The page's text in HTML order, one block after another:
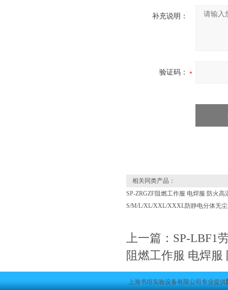
补充说明：
验证码：
相关同类产品：
SP-ZRGZF阻燃工作服 电焊服 防火高
S/M/L/XL/XXL/XXXL防静电分体无
上一篇： SP-LBF1
阻燃工作服 电焊服
上海书培实验设备有限公司专业提供